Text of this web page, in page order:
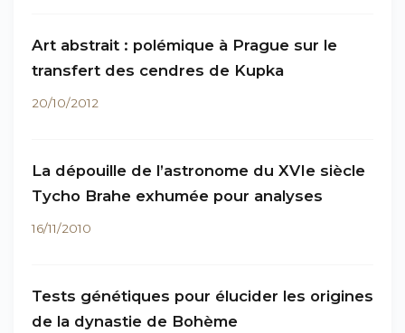
Art abstrait : polémique à Prague sur le
transfert des cendres de Kupka
20/10/2012
La dépouille de l’astronome du XVIe siècle
Tycho Brahe exhumée pour analyses
16/11/2010
Tests génétiques pour élucider les origines
de la dynastie de Bohème